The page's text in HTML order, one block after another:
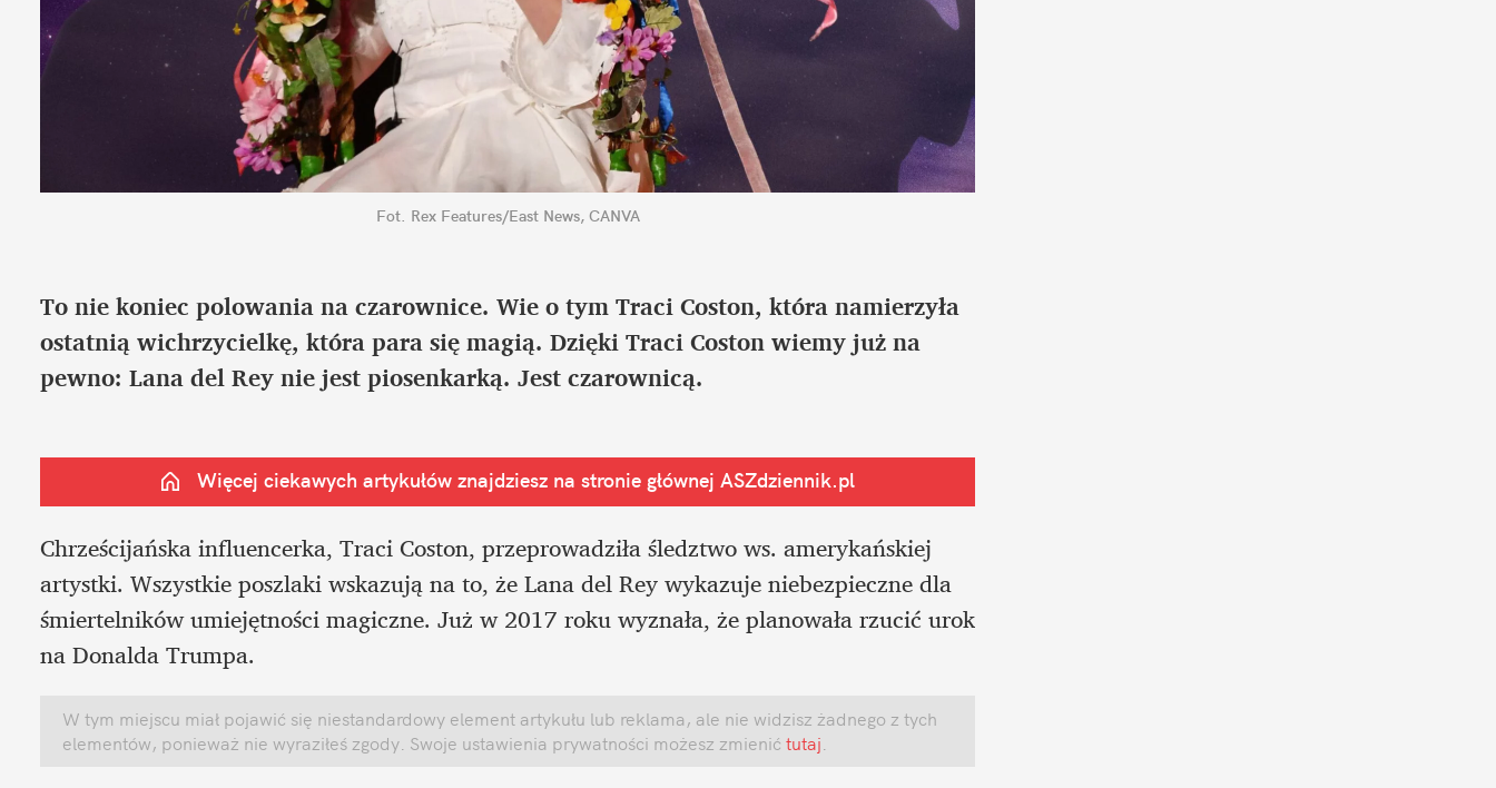
Fot. Rex Features/East News, CANVA
To nie koniec polowania na czarownice. Wie o tym Traci Coston, która namierzyła
ostatnią wichrzycielkę, która para się magią. Dzięki Traci Coston wiemy już na
pewno: Lana del Rey nie jest piosenkarką. Jest czarownicą.
Więcej ciekawych artykułów znajdziesz na stronie głównej ASZdziennik.pl
Chrześcijańska influencerka, Traci Coston, przeprowadziła śledztwo ws. amerykańskiej
artystki. Wszystkie poszlaki wskazują na to, że Lana del Rey wykazuje niebezpieczne dla
śmiertelników umiejętności magiczne. Już w 2017 roku wyznała, że planowała rzucić urok
na Donalda Trumpa.
W tym miejscu miał pojawić się niestandardowy element artykułu lub reklama, ale nie widzisz żadnego z tych
elementów, ponieważ nie wyraziłeś zgody. Swoje ustawienia prywatności możesz zmienić tutaj.